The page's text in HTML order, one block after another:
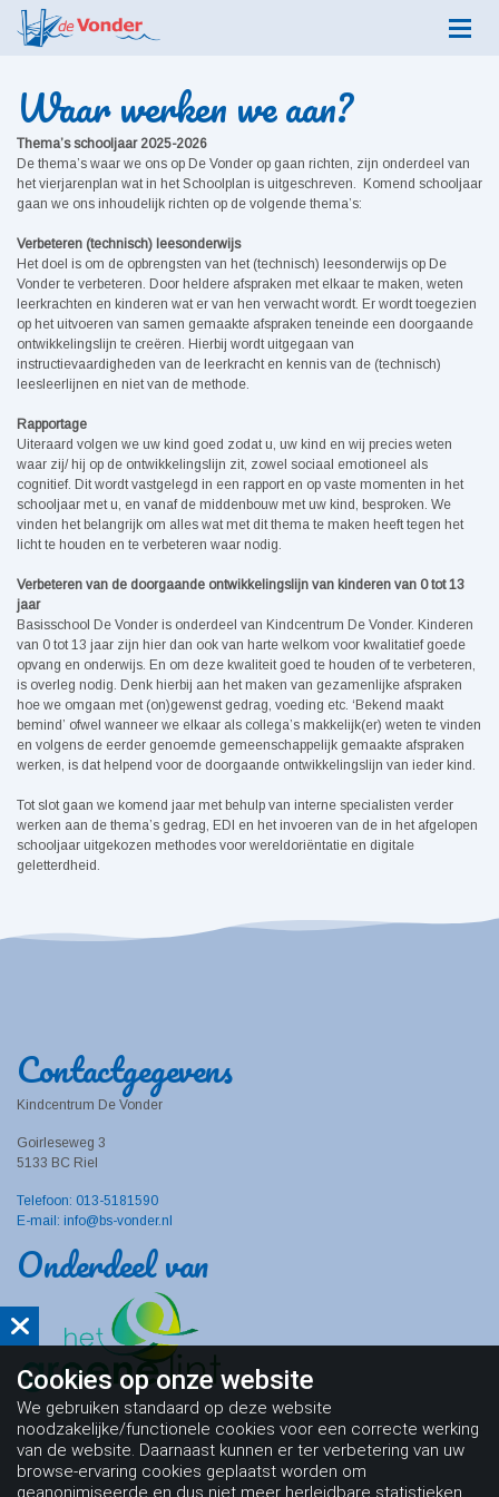
Waar werken we aan?
Thema’s schooljaar 2025-2026
De thema’s waar we ons op De Vonder op gaan richten, zijn onderdeel van
het vierjarenplan wat in het Schoolplan is uitgeschreven. Komend schooljaar
gaan we ons inhoudelijk richten op de volgende thema’s:
Verbeteren (technisch) leesonderwijs
Het doel is om de opbrengsten van het (technisch) leesonderwijs op De
Vonder te verbeteren. Door heldere afspraken met elkaar te maken, weten
leerkrachten en kinderen wat er van hen verwacht wordt. Er wordt toegezien
op het uitvoeren van samen gemaakte afspraken teneinde een doorgaande
ontwikkelingslijn te creëren. Hierbij wordt uitgegaan van
instructievaardigheden van de leerkracht en kennis van de (technisch)
leesleerlijnen en niet van de methode.
Rapportage
Uiteraard volgen we uw kind goed zodat u, uw kind en wij precies weten
waar zij/ hij op de ontwikkelingslijn zit, zowel sociaal emotioneel als
cognitief. Dit wordt vastgelegd in een rapport en op vaste momenten in het
schooljaar met u, en vanaf de middenbouw met uw kind, besproken. We
vinden het belangrijk om alles wat met dit thema te maken heeft tegen het
licht te houden en te verbeteren waar nodig.
Verbeteren van de doorgaande ontwikkelingslijn van kinderen van 0 tot 13
jaar
Basisschool De Vonder is onderdeel van Kindcentrum De Vonder. Kinderen
van 0 tot 13 jaar zijn hier dan ook van harte welkom voor kwalitatief goede
opvang en onderwijs. En om deze kwaliteit goed te houden of te verbeteren,
is overleg nodig. Denk hierbij aan het maken van gezamenlijke afspraken
hoe we omgaan met (on)gewenst gedrag, voeding etc. ‘Bekend maakt
bemind’ ofwel wanneer we elkaar als collega’s makkelijk(er) weten te vinden
en volgens de eerder genoemde gemeenschappelijk gemaakte afspraken
werken, is dat helpend voor de doorgaande ontwikkelingslijn van ieder kind.
Tot slot gaan we komend jaar met behulp van interne specialisten verder
werken aan de thema’s gedrag, EDI en het invoeren van de in het afgelopen
schooljaar uitgekozen methodes voor wereldoriëntatie en digitale
geletterdheid.
Contactgegevens
Kindcentrum De Vonder
Goirleseweg 3
5133 BC Riel
Telefoon: 013-5181590
E-mail: info@bs-vonder.nl
Onderdeel van
Cookies oponze website
We gebruiken standaard op deze website
noodzakelijke/functionele cookies voor een correcte werking
van de website. Daarnaast kunnen er ter verbetering van uw
browse-ervaring cookies geplaatst worden om
geanonimiseerde en dus niet meer herleidbare statistieken